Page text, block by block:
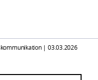
|03.03.2026